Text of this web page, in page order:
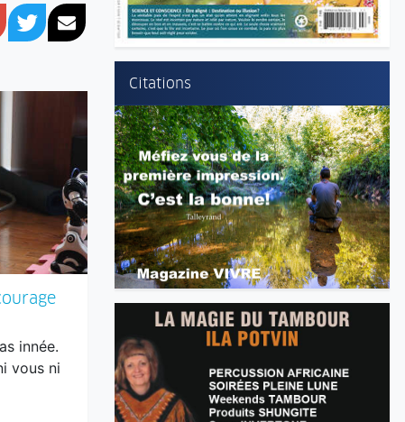
Citations
TwitterCourriel
innée.
vous ni